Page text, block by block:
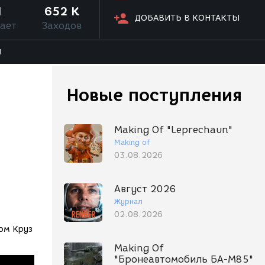
ДОБАВИТЬ В КОНТАКТЫ
652 K
Заходов
Новые поступления
Making Of "Leprechaun"
Making of
03.08.2026
Август 2026
Журнал
02.08.2026
Making Of
"Бронеавтомобиль БА-М85"
Круз